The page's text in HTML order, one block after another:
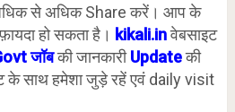
अधिक से अधिक Share करें। आप के
हो सकता है। kikali.inवेबसाइट
जॉबकी जानकारीUpdateकी
के साथ हमेशा जुड़े रहें एवं daily visit